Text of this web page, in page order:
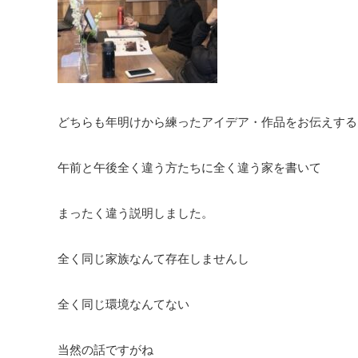
どちらも年明けから練ったアイデア・作品をお伝えす
午前と午後全く違う方たちに全く違う家を書いて
まったく違う説明しました。
全く同じ家族なんて存在しませんし
全く同じ環境なんてない
当然の話ですがね